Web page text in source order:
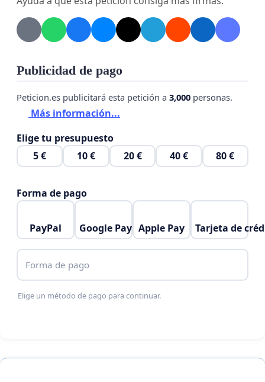
Publicidad de pago
Peticion.es publicitará esta petición a 3,000 personas.
Más información...
Elige tu presupuesto
5 €
10 € 20 € 40 € 80 €
Forma de pago
PayPal Google Pay Apple Pay Tarjeta de
Forma de pago
Elige un método de pago para continuar.